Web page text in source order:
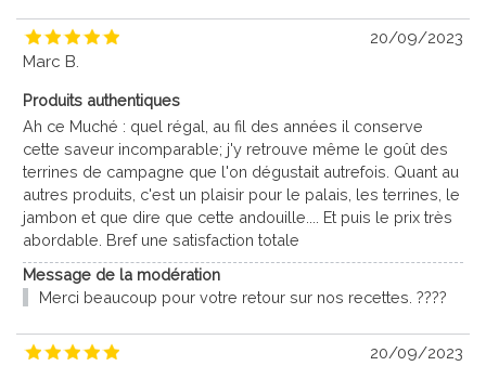
20/09/2023
Marc B.
Produits authentiques
Ah ce Muché : quel régal, au fil des années il conserve
cette saveur incomparable; j'y retrouve même le goût des
terrines de campagne que l'on dégustait autrefois. Quant au
autres produits, c'est un plaisir pour le palais, les terrines, le
jambon et que dire que cette andouille.... Et puis le prix très
abordable. Bref une satisfaction totale
Message de la modération
Merci beaucoup pour votre retour sur nos recettes. ????
20/09/2023